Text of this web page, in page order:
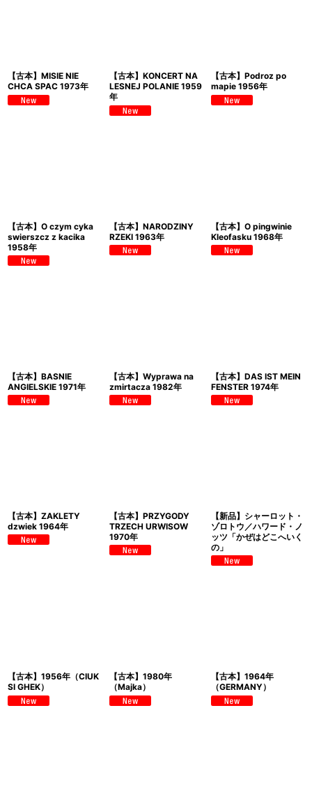
【古本】MISIE NIE
CHCA SPAC 1973年
【古本】KONCERT NA
LESNEJ POLANIE 1959
年
【古本】Podroz po
mapie 1956年
【古本】O czym cyka
swierszcz z kacika
1958年
【古本】NARODZINY
RZEKI 1963年
【古本】O pingwinie
Kleofasku 1968年
【古本】BASNIE
ANGIELSKIE 1971年
【古本】Wyprawa na
zmirtacza 1982年
【古本】DAS IST MEIN
FENSTER 1974年
【古本】ZAKLETY
dzwiek 1964年
【古本】PRZYGODY
TRZECH URWISOW
1970年
【新品】シャーロット・
ゾロトウ／ハワード・ノ
ッツ「かぜはどこへいく
の」
【古本】1956年（CIUK
SI GHEK）
【古本】1980年
（Majka）
【古本】1964年
（GERMANY）